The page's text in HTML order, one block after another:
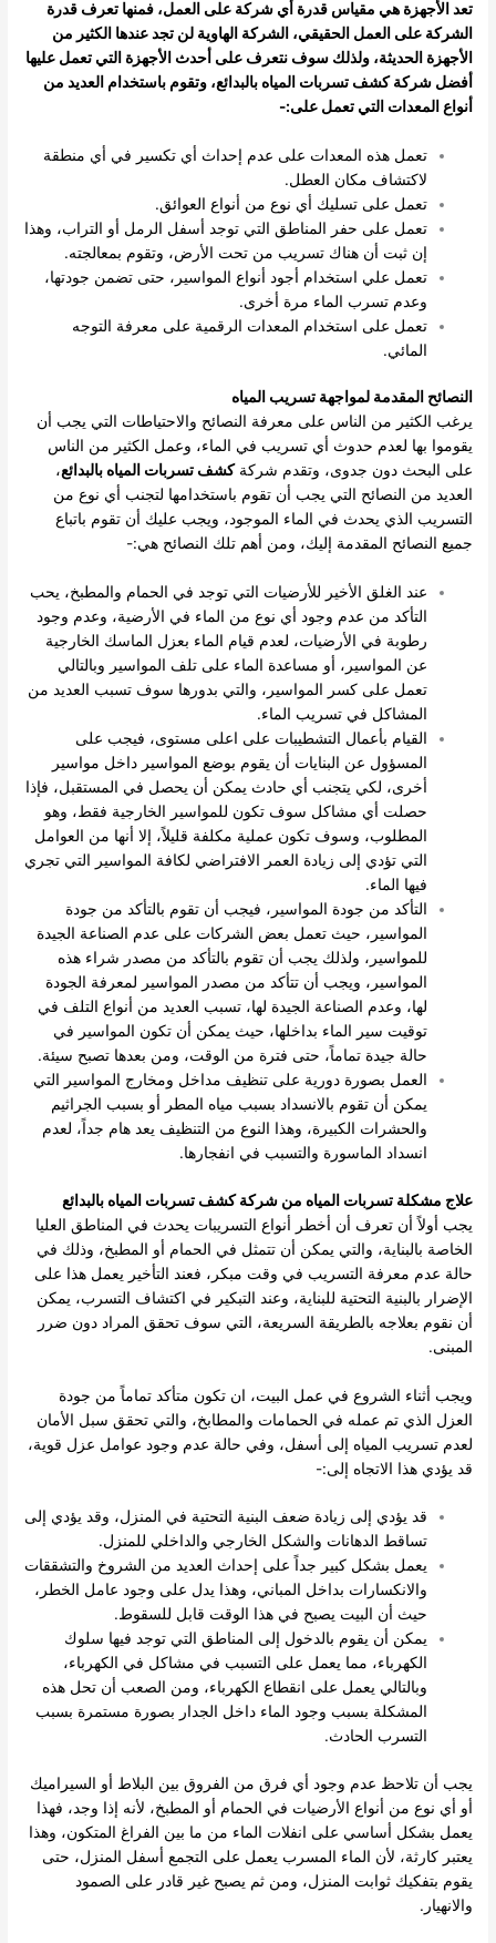
تعد الأجهزة هي مقياس قدرة أي شركة على العمل، فمنها تعرف قدرة
الشركة على العمل الحقيقي، الشركة الهاوية لن تجد عندها الكثير من
الأجهزة الحديثة، ولذلك سوف نتعرف على أحدث الأجهزة التي تعمل عليها
أفضل شركة كشف تسربات المياه بالبدائع، وتقوم باستخدام العديد من
أنواع المعدات التي تعمل على:-
تعمل هذه المعدات على عدم إحداث أي تكسير في أي منطقة
لاكتشاف مكان العطل.
تعمل على تسليك أي نوع من أنواع العوائق.
تعمل على حفر المناطق التي توجد أسفل الرمل أو التراب، وهذا
إن ثبت أن هناك تسريب من تحت الأرض، وتقوم بمعالجته.
تعمل علي استخدام أجود أنواع المواسير، حتى تضمن جودتها،
وعدم تسرب الماء مرة أخرى.
تعمل على استخدام المعدات الرقمية على معرفة التوجه
المائي.
النصائح المقدمة لمواجهة تسريب المياه
يرغب الكثير من الناس على معرفة النصائح والاحتياطات التي يجب أن
يقوموا بها لعدم حدوث أي تسريب في الماء، وعمل الكثير من الناس
على البحث دون جدوى، وتقدم شركةكشف تسربات المياه بالبدائع،
العديد من النصائح التي يجب أن تقوم باستخدامها لتجنب أي نوع من
التسريب الذي يحدث في الماء الموجود، ويجب عليك أن تقوم باتباع
جميع النصائح المقدمة إليك، ومن أهم تلك النصائح هي:-
عند الغلق الأخير للأرضيات التي توجد في الحمام والمطبخ، يحب
التأكد من عدم وجود أي نوع من الماء في الأرضية، وعدم وجود
رطوبة في الأرضيات، لعدم قيام الماء بعزل الماسك الخارجية
عن المواسير، أو مساعدة الماء على تلف المواسير وبالتالي
تعمل على كسر المواسير، والتي بدورها سوف تسبب العديد من
المشاكل في تسريب الماء.
القيام بأعمال التشطيبات على اعلى مستوى، فيجب على
المسؤول عن البنايات أن يقوم بوضع المواسير داخل مواسير
أخرى، لكي يتجنب أي حادث يمكن أن يحصل في المستقبل، فإذا
حصلت أي مشاكل سوف تكون للمواسير الخارجية فقط، وهو
المطلوب، وسوف تكون عملية مكلفة قليلاً، إلا أنها من العوامل
التي تؤدي إلى زيادة العمر الافتراضي لكافة المواسير التي تجري
فيها الماء.
التأكد من جودة المواسير، فيجب أن تقوم بالتأكد من جودة
المواسير، حيث تعمل بعض الشركات على عدم الصناعة الجيدة
للمواسير، ولذلك يجب أن تقوم بالتأكد من مصدر شراء هذه
المواسير، ويجب أن تتأكد من مصدر المواسير لمعرفة الجودة
لها، وعدم الصناعة الجيدة لها، تسبب العديد من أنواع التلف في
توقيت سير الماء بداخلها، حيث يمكن أن تكون المواسير في
حالة جيدة تماماً، حتى فترة من الوقت، ومن بعدها تصبح سيئة.
العمل بصورة دورية على تنظيف مداخل ومخارج المواسير التي
يمكن أن تقوم بالانسداد بسبب مياه المطر أو بسبب الجراثيم
والحشرات الكبيرة، وهذا النوع من التنظيف يعد هام جداً، لعدم
انسداد الماسورة والتسبب في انفجارها.
علاج مشكلة تسربات المياه من شركة كشف تسربات المياه بالبدائع
يجب أولاً أن تعرف أن أخطر أنواع التسريبات يحدث في المناطق العليا
الخاصة بالبناية، والتي يمكن أن تتمثل في الحمام أو المطبخ، وذلك في
حالة عدم معرفة التسريب في وقت مبكر، فعند التأخير يعمل هذا على
الإضرار بالبنية التحتية للبناية، وعند التبكير في اكتشاف التسرب، يمكن
أن نقوم بعلاجه بالطريقة السريعة، التي سوف تحقق المراد دون ضرر
المبنى.
ويجب أثناء الشروع في عمل البيت، ان تكون متأكد تماماً من جودة
العزل الذي تم عمله في الحمامات والمطابخ، والتي تحقق سبل الأمان
لعدم تسريب المياه إلى أسفل، وفي حالة عدم وجود عوامل عزل قوية،
قد يؤدي هذا الاتجاه إلى:-
قد يؤدي إلى زيادة ضعف البنية التحتية في المنزل، وقد يؤدي إلى
تساقط الدهانات والشكل الخارجي والداخلي للمنزل.
يعمل بشكل كبير جداً على إحداث العديد من الشروخ والتشققات
والانكسارات بداخل المباني، وهذا يدل على وجود عامل الخطر،
حيث أن البيت يصبح في هذا الوقت قابل للسقوط.
يمكن أن يقوم بالدخول إلى المناطق التي توجد فيها سلوك
الكهرباء، مما يعمل على التسبب في مشاكل في الكهرباء،
وبالتالي يعمل على انقطاع الكهرباء، ومن الصعب أن تحل هذه
المشكلة بسبب وجود الماء داخل الجدار بصورة مستمرة بسبب
التسرب الحادث.
يجب أن تلاحظ عدم وجود أي فرق من الفروق بين البلاط أو السيراميك
أو أي نوع من أنواع الأرضيات في الحمام أو المطبخ، لأنه إذا وجد، فهذا
يعمل بشكل أساسي على انفلات الماء من ما بين الفراغ المتكون، وهذا
يعتبر كارثة، لأن الماء المسرب يعمل على التجمع أسفل المنزل، حتى
يقوم بتفكيك ثوابت المنزل، ومن ثم يصبح غير قادر على الصمود
والانهيار.